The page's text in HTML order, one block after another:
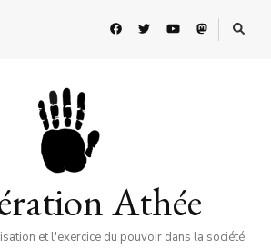
Athée
et l'exercice du pouvoir dans la société